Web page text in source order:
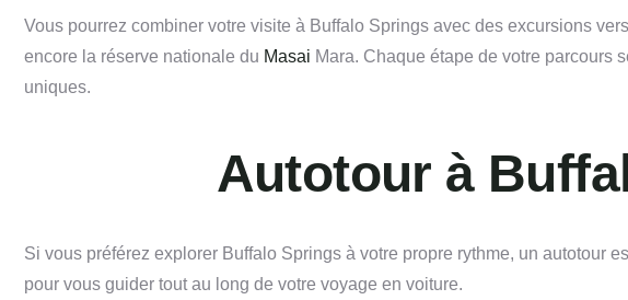
Vous pourrez combiner votre visite à Buffalo Springs avec des excursions
encore la réserve nationale du Masai Mara. Chaque étape de votre parcours
uniques.
Autotour à
Si vous préférez explorer Buffalo Springs à votre propre rythme, un autotour
pour vous guider tout au long de votre voyage en voiture.